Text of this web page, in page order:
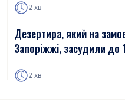
2 хв
Дезертира, який на
Запоріжжі, засудили до
2 хв